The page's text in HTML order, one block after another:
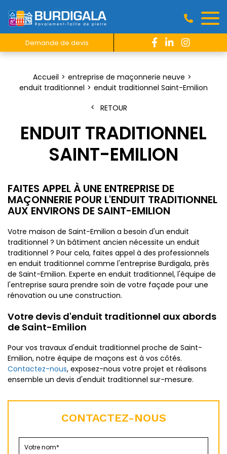
Demande de devis
Accueil
entreprise de maçonnerie neuve
enduit traditionnel
enduit traditionnel Saint-Emilion
RETOUR
ENDUIT TRADITIONNEL
SAINT-EMILION
FAITES APPEL À UNE ENTREPRISE DE
MAÇONNERIE POUR L'ENDUIT TRADITIONNEL
AUX ENVIRONS DE SAINT-EMILION
Votre maison de Saint-Emilion a besoin d'un enduit
traditionnel ? Un bâtiment ancien nécessite un enduit
traditionnel ? Pour cela, faites appel à des professionnels
en enduit traditionnel comme l'entreprise Burdigala, près
de Saint-Emilion. Experte en enduit traditionnel, l'équipe de
l'entreprise saura prendre soin de votre façade pour une
rénovation ou une construction.
Votre devis d'enduit traditionnel aux abords
de Saint-Emilion
Pour vos travaux d'enduit traditionnel proche de Saint-
Emilion, notre équipe de maçons est à vos côtés.
Contactez-nous, exposez-nous votre projet et réalisons
ensemble un devis d'enduit traditionnel sur-mesure.
CONTACTEZ-NOUS